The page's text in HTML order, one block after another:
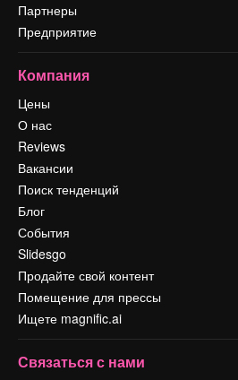
Партнеры
Предприятие
Компания
Цены
О нас
Reviews
Вакансии
Поиск тенденций
Блог
События
Slidesgo
Продайте свой контент
Помещение для прессы
Ищете magnific.ai
Связаться с нами